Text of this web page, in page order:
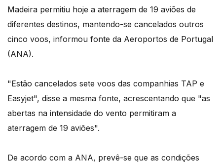
Madeira permitiu hoje a aterragem de 19 aviões de
diferentes destinos, mantendo-se cancelados outros
cinco voos, informou fonte da Aeroportos de Portugal
(ANA).
"Estão cancelados sete voos das companhias TAP e
Easyjet", disse a mesma fonte, acrescentando que "as
abertas na intensidade do vento permitiram a
aterragem de 19 aviões".
De acordo com a ANA, prevê-se que as condições